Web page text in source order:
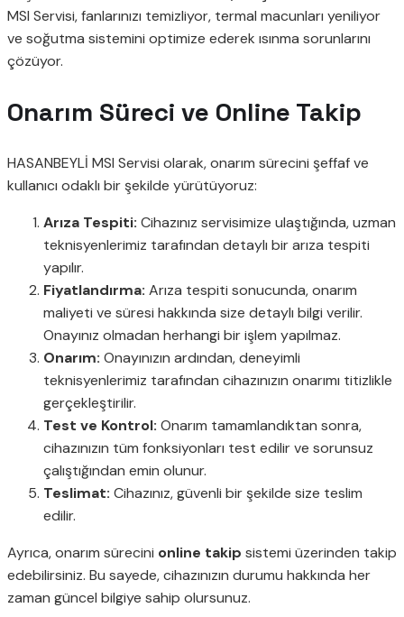
MSI Servisi, fanlarınızı temizliyor, termal macunları yeniliyor
ve soğutma sistemini optimize ederek ısınma sorunlarını
çözüyor.
Onarım Süreci ve Online Takip
HASANBEYLİ MSI Servisi olarak, onarım sürecini şeffaf ve
kullanıcı odaklı bir şekilde yürütüyoruz:
Arıza Tespiti: Cihazınız servisimize ulaştığında, uzman
teknisyenlerimiz tarafından detaylı bir arıza tespiti
yapılır.
Fiyatlandırma: Arıza tespiti sonucunda, onarım
maliyeti ve süresi hakkında size detaylı bilgi verilir.
Onayınız olmadan herhangi bir işlem yapılmaz.
Onarım: Onayınızın ardından, deneyimli
teknisyenlerimiz tarafından cihazınızın onarımı titizlikle
gerçekleştirilir.
Test ve Kontrol: Onarım tamamlandıktan sonra,
cihazınızın tüm fonksiyonları test edilir ve sorunsuz
çalıştığından emin olunur.
Teslimat: Cihazınız, güvenli bir şekilde size teslim
edilir.
Ayrıca, onarım sürecini online takip sistemi üzerinden takip
edebilirsiniz. Bu sayede, cihazınızın durumu hakkında her
zaman güncel bilgiye sahip olursunuz.